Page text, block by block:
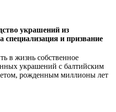
украшений из
и призвание
в жизнь собственное
украшений с балтийским
рожденным миллионы лет